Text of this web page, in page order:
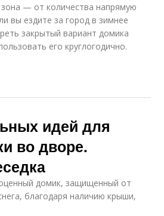
зона — от количества напрямую
вы ездите за город в зимнее
закрытый вариант домика
его круглогодично.
идей для
во дворе.
домик, защищенный от
благодаря наличию крыши,